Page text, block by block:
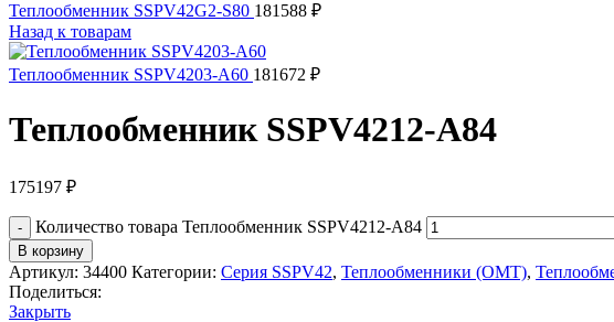
Теплообменник SSPV42G2-S80 181588 ₽
Назад к товарам
Теплообменник SSPV4203-A60 181672 ₽
Теплообменник SSPV4212-A84
175197 ₽
Количество товара Теплообменник SSPV4212-A84
В корзину
Артикул: 34400 Категории: Серия SSPV42, Теплообменники (OMT),
Поделиться:
Закрыть